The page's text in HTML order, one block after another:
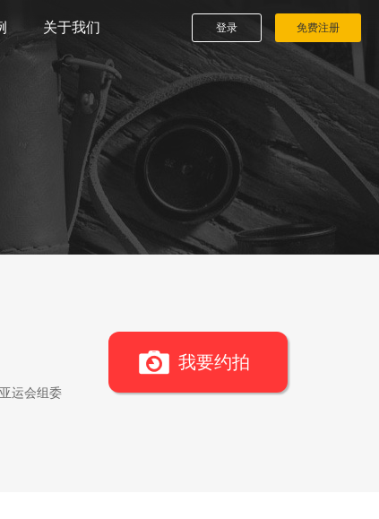
关于我们 登录 免费注册
运会组委
我要约拍